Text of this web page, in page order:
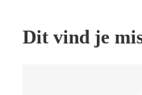
Dit vind je